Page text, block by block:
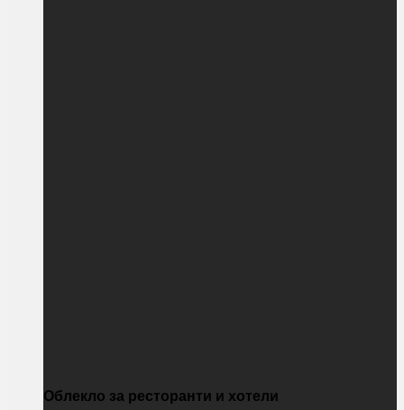
Облекло за ресторанти и хотели